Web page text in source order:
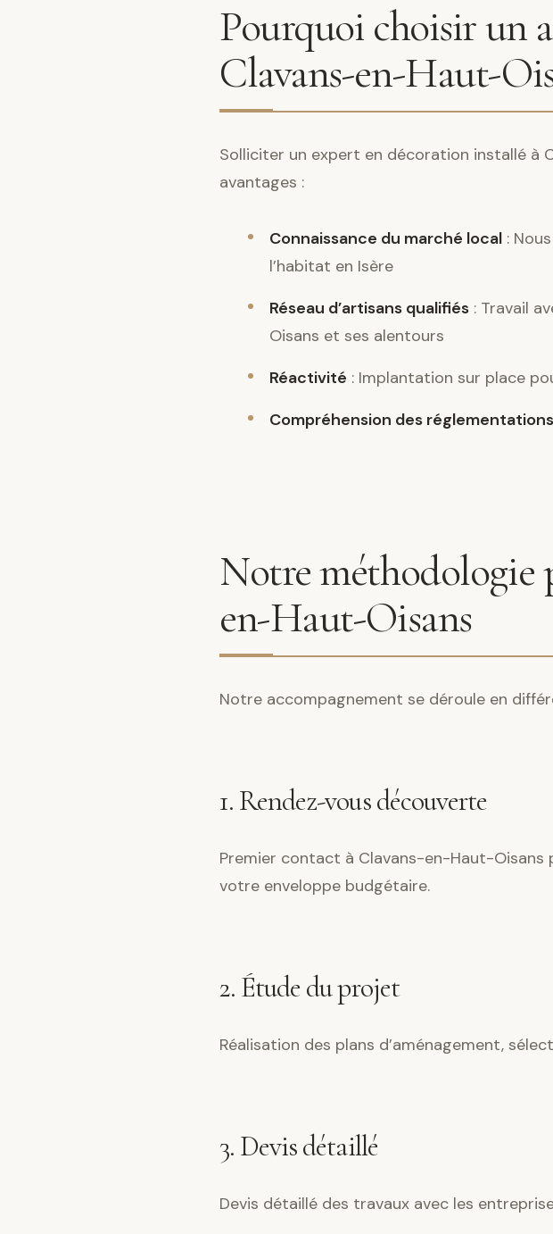
Pourquoi choisir un
Clavans-en-Haut-
Solliciter un expert en décoration installé à
avantages :
Connaissance du marché local :
l’habitat en Isère
Réseau d’artisans qualifiés : Travail
Oisans et ses alentours
Réactivité : Implantation sur place
Compréhension des réglementations
Notre méthodologie
en-Haut-Oisans
Notre accompagnement se déroule en
1. Rendez-vous découverte
Premier contact à Clavans-en-Haut-Oisans
votre enveloppe budgétaire.
2. Étude du projet
Réalisation des plans d’aménagement,
3. Devis détaillé
Devis détaillé des travaux avec les